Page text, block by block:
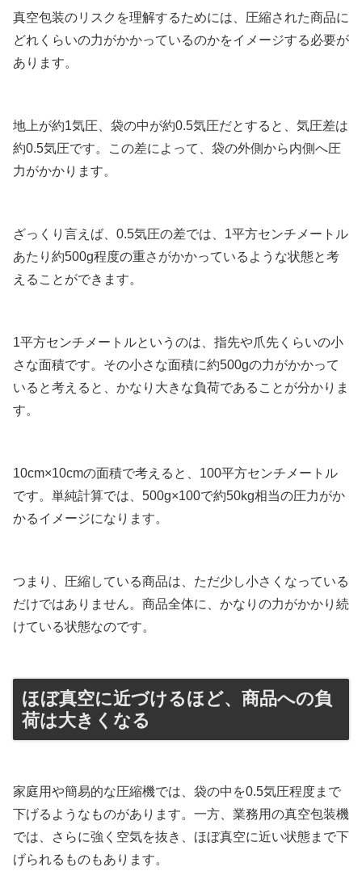
真空包装のリスクを理解するためには、圧縮された商品に
どれくらいの力がかかっているのかをイメージする必要が
あります。
地上が約1気圧、袋の中が約0.5気圧だとすると、気圧差は
約0.5気圧です。この差によって、袋の外側から内側へ圧
力がかかります。
ざっくり言えば、0.5気圧の差では、1平方センチメートル
あたり約500g程度の重さがかかっているような状態と考
えることができます。
1平方センチメートルというのは、指先や爪先くらいの小
さな面積です。その小さな面積に約500gの力がかかって
いると考えると、かなり大きな負荷であることが分かりま
す。
10cm×10cmの面積で考えると、100平方センチメートル
です。単純計算では、500g×100で約50kg相当の圧力がか
かるイメージになります。
つまり、圧縮している商品は、ただ少し小さくなっている
だけではありません。商品全体に、かなりの力がかかり続
けている状態なのです。
ほぼ真空に近づけるほど、商品への負
荷は大きくなる
家庭用や簡易的な圧縮機では、袋の中を0.5気圧程度まで
下げるようなものがあります。一方、業務用の真空包装機
では、さらに強く空気を抜き、ほぼ真空に近い状態まで下
げられるものもあります。